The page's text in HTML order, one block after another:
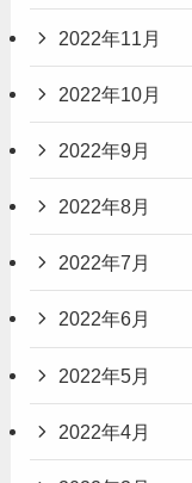
2022年11月
2022年10月
2022年9月
2022年8月
2022年7月
2022年6月
2022年5月
2022年4月